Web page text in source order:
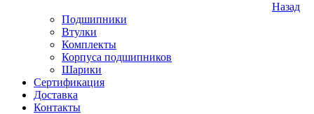
Назад
Подшипники
Втулки
Комплекты
Корпуса подшипников
Шарики
Сертификация
Доставка
Контакты